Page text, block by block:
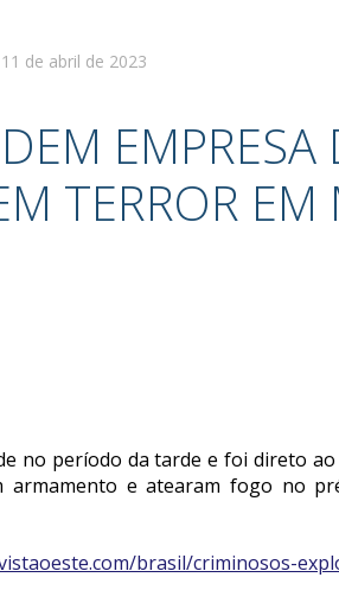
11 de abril de 2023
EMPRESA
TERROR EM
no período da tarde e foi direto
e atearam fogo no
brasil/criminosos-